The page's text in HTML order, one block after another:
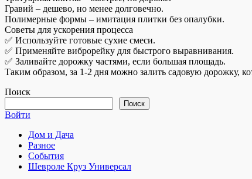
Гравий – дешево, но менее долговечно.
Полимерные формы – имитация плитки без опалубки.
Советы для ускорения процесса
✅ Используйте готовые сухие смеси.
✅ Применяйте виброрейку для быстрого выравнивания.
✅ Заливайте дорожку частями, если большая площадь.
Таким образом, за 1-2 дня можно залить садовую дорожку,
Поиск
Поиск
Войти
Дом и Дача
Разное
События
Шевроле Круз Универсал